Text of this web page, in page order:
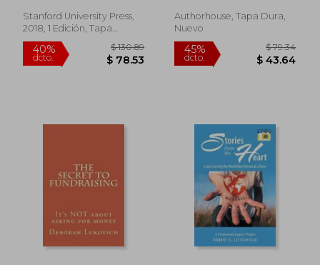
45%
dcto.
40%
dcto.
Stanford University Press,
2018, 1 Edición, Tapa
Blanda, Nuevo
Authorhouse, Tapa Dura,
Nuevo